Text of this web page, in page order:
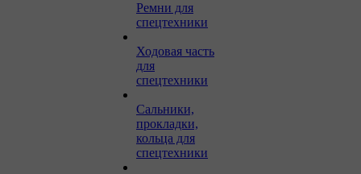
Ремни для
спецтехники
Ходовая часть
для
спецтехники
Сальники,
прокладки,
кольца для
спецтехники